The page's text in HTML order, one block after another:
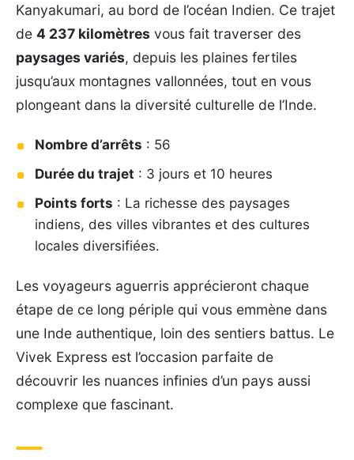
Kanyakumari, au bord de l’océan Indien. Ce trajet
de 4 237 kilomètres vous fait traverser des
paysages variés, depuis les plaines fertiles
jusqu’aux montagnes vallonnées, tout en vous
plongeant dans la diversité culturelle de l’Inde.
Nombre d’arrêts : 56
Durée du trajet : 3 jours et 10 heures
Points forts : La richesse des paysages
indiens, des villes vibrantes et des cultures
locales diversifiées.
Les voyageurs aguerris apprécieront chaque
étape de ce long périple qui vous emmène dans
une Inde authentique, loin des sentiers battus. Le
Vivek Express est l’occasion parfaite de
découvrir les nuances infinies d’un pays aussi
complexe que fascinant.